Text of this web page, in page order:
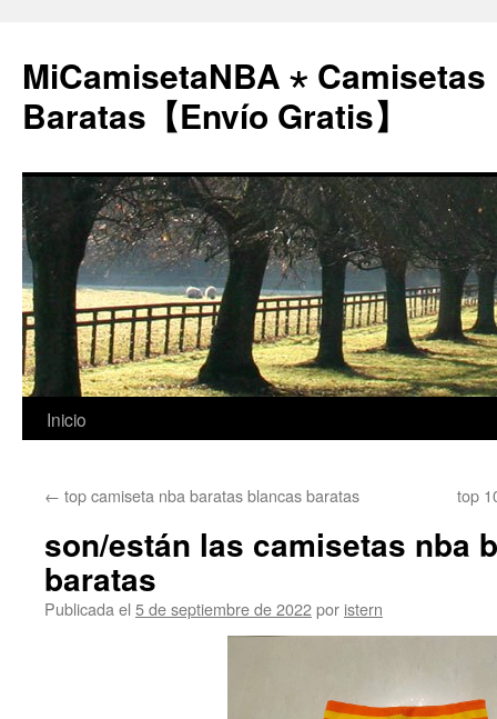
MiCamisetaNBA ⋆ Camisetas
Baratas【Envío Gratis】
Saltar
contenido
Inicio
← top camiseta nba baratas blancas baratas top
son/están las camisetas nba
baratas
Publicada el 5 de septiembre de 2022por istern